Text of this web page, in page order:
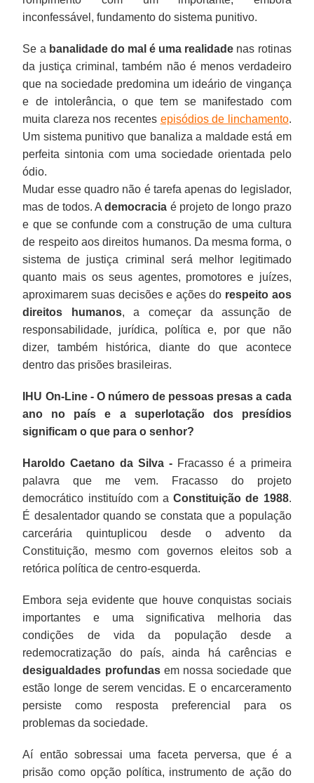
inconfessável, fundamento do sistema punitivo.
Se a banalidade do mal é uma realidade nas rotinas
da justiça criminal, também não é menos verdadeiro
que na sociedade predomina um ideário de vingança
e de intolerância, o que tem se manifestado com
muita clareza nos recentes episódios de linchamento.
Um sistema punitivo que banaliza a maldade está em
perfeita sintonia com uma sociedade orientada pelo
ódio.
Mudar esse quadro não é tarefa apenas do legislador,
mas de todos. Ademocracia é projeto de longo prazo
e que se confunde com a construção de uma cultura
de respeito aos direitos humanos. Da mesma forma, o
sistema de justiça criminal será melhor legitimado
quanto mais os seus agentes, promotores e juízes,
aproximarem suas decisões e ações do respeito aos
direitos humanos, a começar da assunção de
responsabilidade, jurídica, política e, por que não
dizer, também histórica, diante do que acontece
dentro das prisões brasileiras.
IHU On-Line - O número de pessoas presas a cada
ano no país e a superlotação dos presídios
significam o que para o senhor?
Haroldo Caetano da Silva - Fracasso é a primeira
palavra que me vem. Fracasso do projeto
democrático instituído com aConstituição de 1988.
É desalentador quando se constata que a população
carcerária quintuplicou desde o advento da
Constituição, mesmo com governos eleitos sob a
retórica política de centro-esquerda.
Embora seja evidente que houve conquistas sociais
importantes e uma significativa melhoria das
condições de vida da população desde a
redemocratização do país, ainda há carências e
desigualdades profundasem nossa sociedade que
estão longe de serem vencidas. E o encarceramento
persiste como resposta preferencial para os
problemas da sociedade.
Aí então sobressai uma faceta perversa, que é a
prisão como opção política, instrumento de ação do